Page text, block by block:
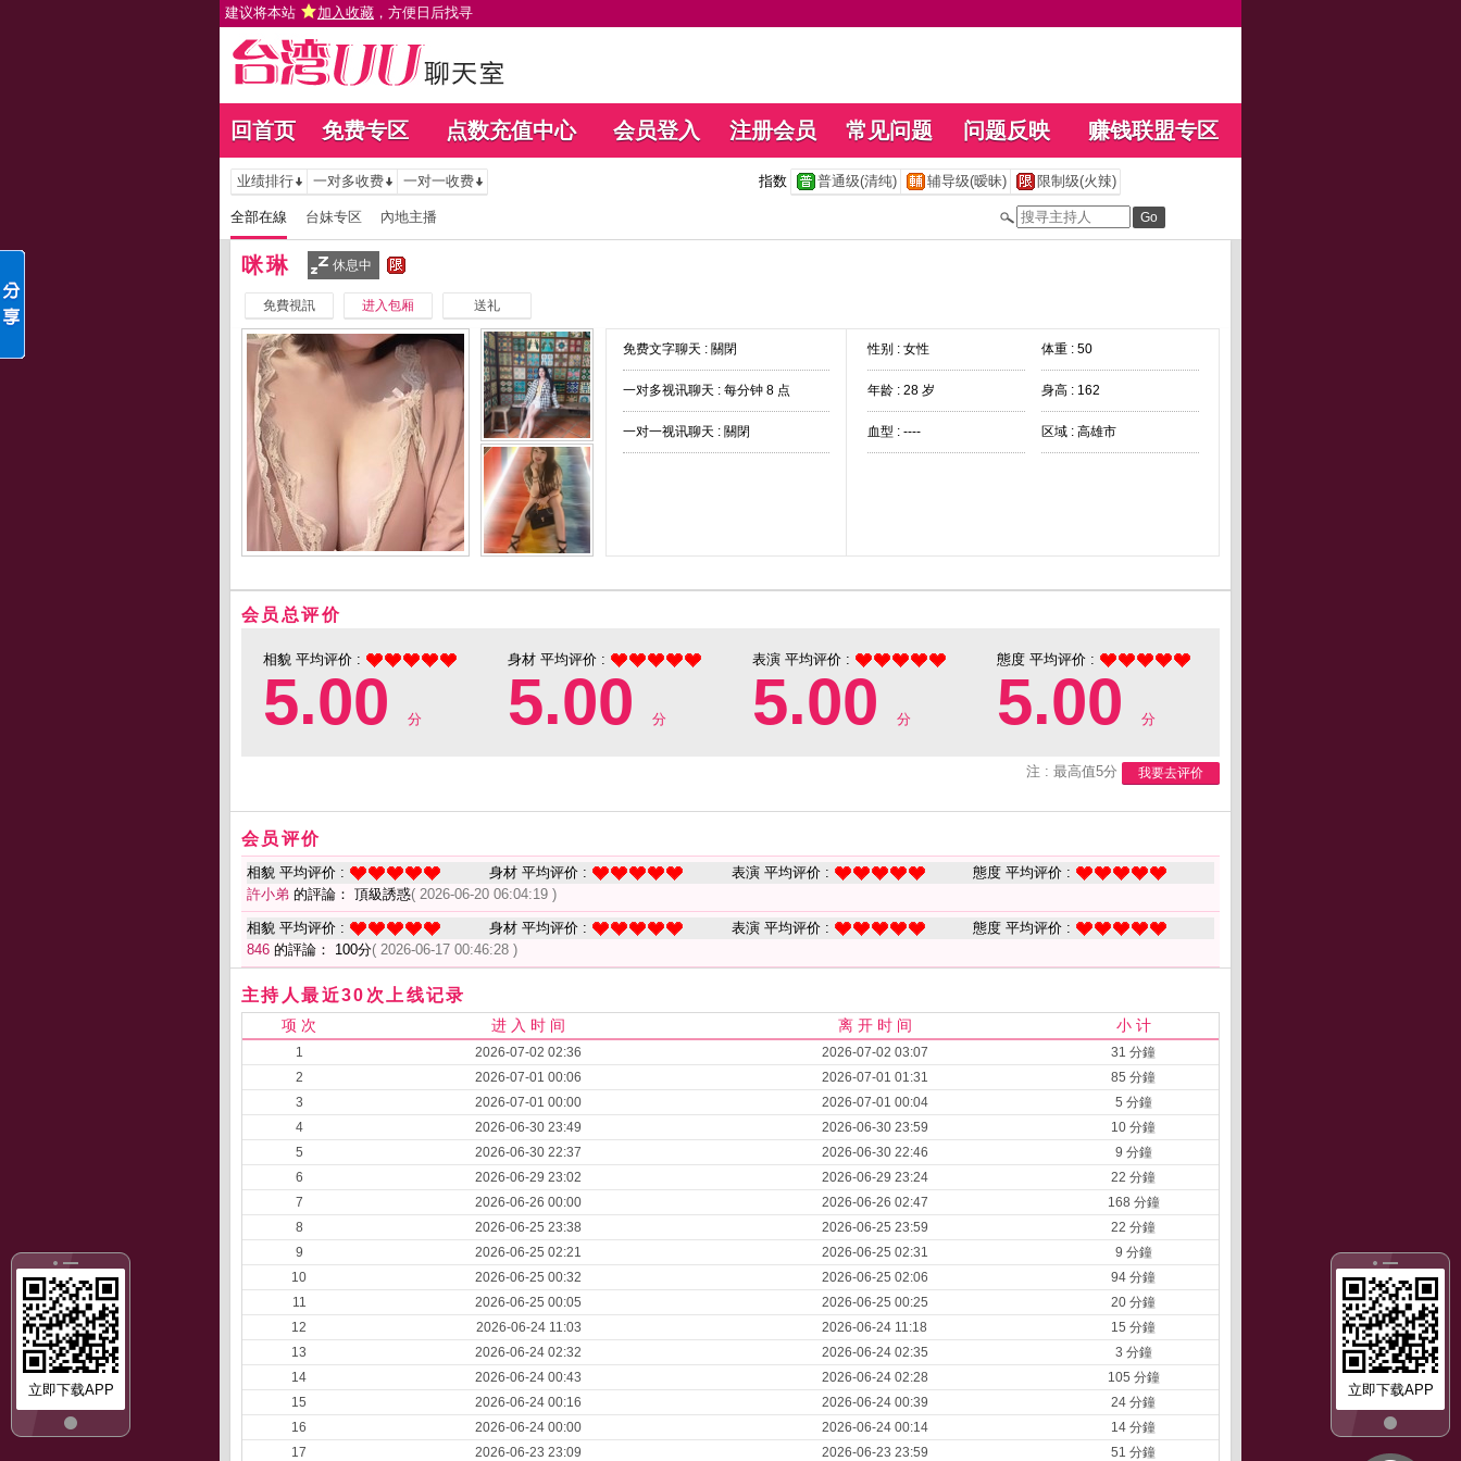
建议将本站 加入收藏 ，方便日后找寻
回首页 免费专区 点数充值中心 会员登入 注册会员 常见问题 问题反映 赚钱联盟专区
立即下载APP
立即下载APP
业绩排行 一对多收费 一对一收费 指数 普通级(清纯) 辅导级(暧昧) 限制级(火辣)
全部在線 台妹专区 內地主播
咪琳 休息中
免費視訊 进入包厢 送礼
免费文字聊天 : 關閉
一对多视讯聊天 : 每分钟 8 点
一对一视讯聊天 : 關閉
性别 : 女性 体重 : 50
年龄 : 28 岁 身高 : 162
血型 : ---- 区域 : 高雄市
会员总评价
相貌 平均评价 :
5.00 分
身材 平均评价 :
5.00 分
表演 平均评价 :
5.00 分
態度 平均评价 :
5.00 分
注 : 最高值5分 我要去评价
会员评价
相貌 平均评价 : 身材 平均评价 : 表演 平均评价 :
態度 平均评价 :
許小弟 的評論： 頂級誘惑( 2026-06-20 06:04:19 )
相貌 平均评价 : 身材 平均评价 : 表演 平均评价 :
態度 平均评价 :
846 的評論： 100分( 2026-06-17 00:46:28 )
主持人最近30次上线记录
项 次 进 入 时 间 离 开 时 间 小 计
1 2026-07-02 02:36 2026-07-02 03:07
31 分鐘
2
2026-07-01 00:06 2026-07-01 01:31
85 分鐘
3
2026-07-01 00:00 2026-07-01 00:04
5 分鐘
4
2026-06-30 23:49 2026-06-30 23:59
10 分鐘
5
2026-06-30 22:37 2026-06-30 22:46
9 分鐘
6
2026-06-29 23:02 2026-06-29 23:24
22 分鐘
7
2026-06-26 00:00 2026-06-26 02:47
168 分鐘
8
2026-06-25 23:38 2026-06-25 23:59
22 分鐘
9
2026-06-25 02:21 2026-06-25 02:31
9 分鐘
10
2026-06-25 00:32 2026-06-25 02:06
94 分鐘
11
2026-06-25 00:05 2026-06-25 00:25
20 分鐘
12
2026-06-24 11:03 2026-06-24 11:18
15 分鐘
13
2026-06-24 02:32 2026-06-24 02:35
3 分鐘
14
2026-06-24 00:43 2026-06-24 02:28
105 分鐘
15
2026-06-24 00:16 2026-06-24 00:39
24 分鐘
16
2026-06-24 00:00 2026-06-24 00:14
14 分鐘
17
2026-06-23 23:09 2026-06-23 23:59 51 分鐘